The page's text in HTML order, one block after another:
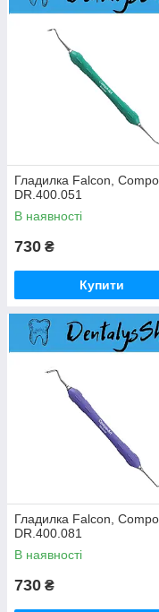
Гладилка Falcon,
DR.400.051
В наявності
730 ₴
Купити
Гладилка Falcon,
DR.400.081
В наявності
730 ₴